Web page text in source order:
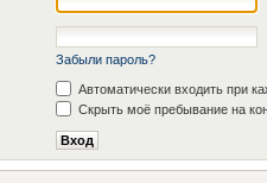
Забыли пароль?
Автоматически входить при
Скрыть моё пребывание на